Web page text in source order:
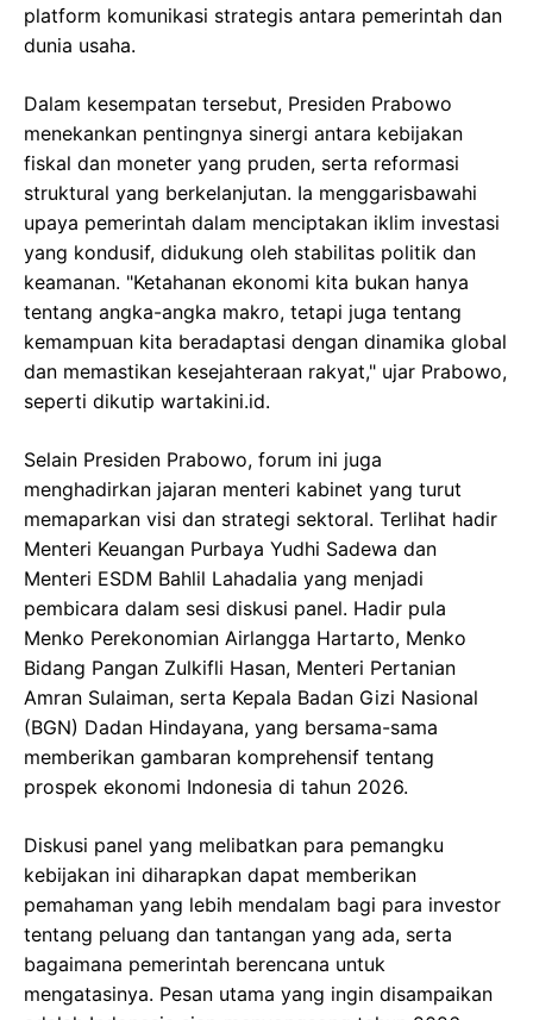
platform komunikasi strategis antara pemerintah dan
dunia usaha.
Dalam kesempatan tersebut, Presiden Prabowo
menekankan pentingnya sinergi antara kebijakan
fiskal dan moneter yang pruden, serta reformasi
struktural yang berkelanjutan. Ia menggarisbawahi
upaya pemerintah dalam menciptakan iklim investasi
yang kondusif, didukung oleh stabilitas politik dan
keamanan. "Ketahanan ekonomi kita bukan hanya
tentang angka-angka makro, tetapi juga tentang
kemampuan kita beradaptasi dengan dinamika global
dan memastikan kesejahteraan rakyat," ujar Prabowo,
seperti dikutip wartakini.id.
Selain Presiden Prabowo, forum ini juga
menghadirkan jajaran menteri kabinet yang turut
memaparkan visi dan strategi sektoral. Terlihat hadir
Menteri Keuangan Purbaya Yudhi Sadewa dan
Menteri ESDM Bahlil Lahadalia yang menjadi
pembicara dalam sesi diskusi panel. Hadir pula
Menko Perekonomian Airlangga Hartarto, Menko
Bidang Pangan Zulkifli Hasan, Menteri Pertanian
Amran Sulaiman, serta Kepala Badan Gizi Nasional
(BGN) Dadan Hindayana, yang bersama-sama
memberikan gambaran komprehensif tentang
prospek ekonomi Indonesia di tahun 2026.
Diskusi panel yang melibatkan para pemangku
kebijakan ini diharapkan dapat memberikan
pemahaman yang lebih mendalam bagi para investor
tentang peluang dan tantangan yang ada, serta
bagaimana pemerintah berencana untuk
mengatasinya. Pesan utama yang ingin disampaikan